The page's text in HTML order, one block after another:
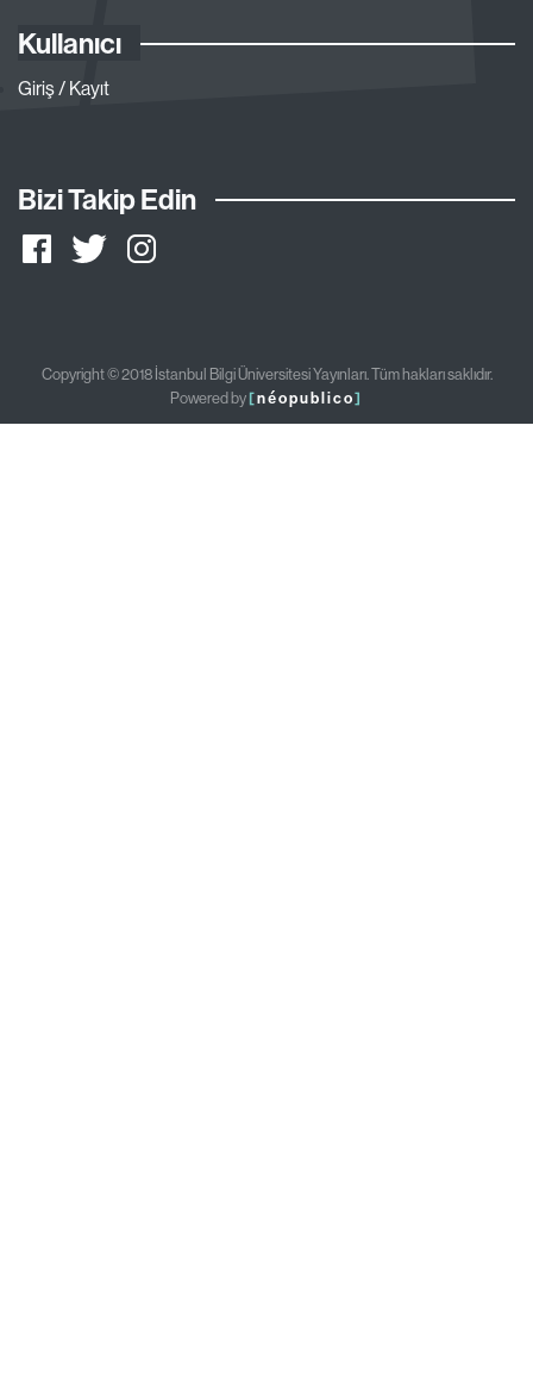
Kullanıcı
Giriş / Kayıt
Bizi Takip Edin
Copyright © 2018 İstanbul Bilgi Üniversitesi Yayınları. Tüm hakları saklıdır.
Powered by[néopublico]